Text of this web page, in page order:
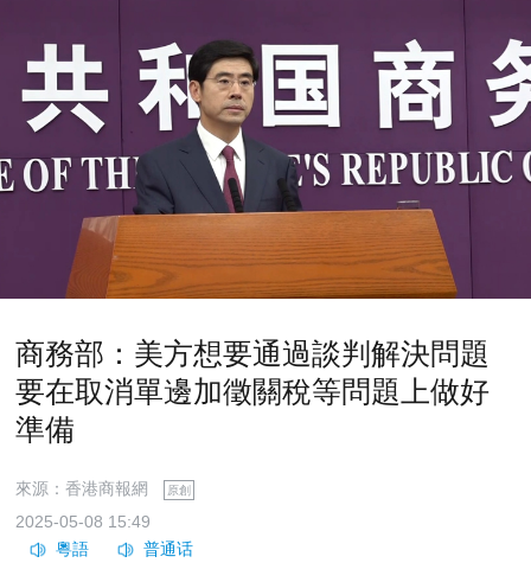
商務部：美方想要通過談判解決問題
要在取消單邊加徵關稅等問題上做好
準備
來源：香港商報網 原創
2025-05-08 15:49